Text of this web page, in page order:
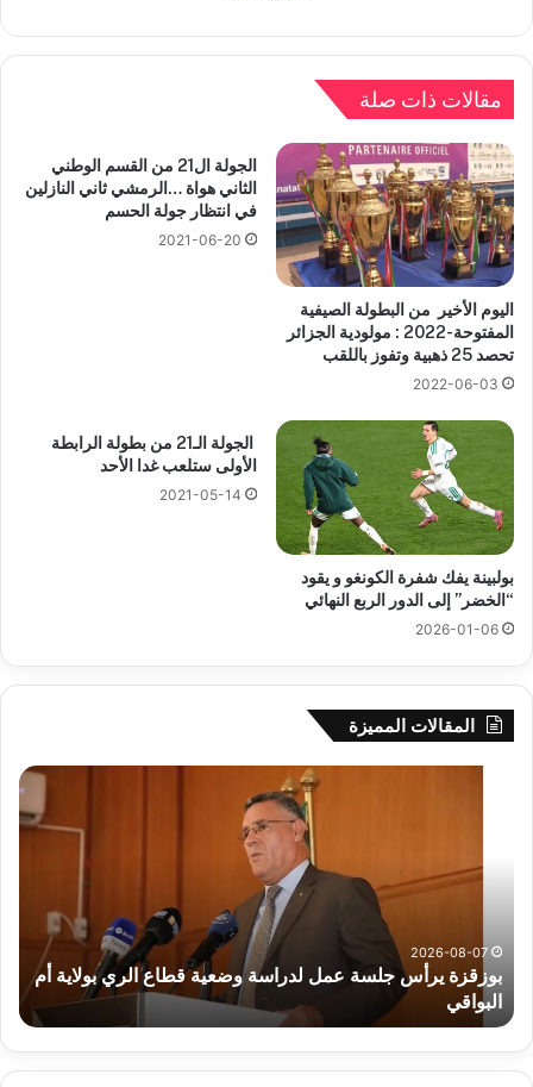
مقالات ذات صلة
اليوم الأخير من البطولة الصيفية
المفتوحة-2022 : مولودية الجزائر
تحصد 25 ذهبية وتفوز باللقب
2022-06-03
الجولة ال21 من القسم الوطني
الثاني هواة …الرمشي ثاني النازلين
في انتظار جولة الحسم
2021-06-20
بولبينة يفك شفرة الكونغو و يقود
“الخضر” إلى الدور الربع النهائي
2026-01-06
الجولة الـ21 من بطولة الرابطة
الأولى ستلعب غدا الأحد
2021-05-14
المقالات المميزة
لدراسة
الري
بولاية
البواقي
2026-08-07
بوزقزة يرأس جلسة عمل لدراسة وضعية قطاع الري بولاية أم
البواقي